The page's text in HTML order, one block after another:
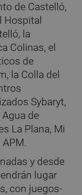
de Castelló,
Hospital
la
Colinas, el
de
la Colla del
Sybaryt,
de
La Plana, Mi
y desde
lugar
con juegos-